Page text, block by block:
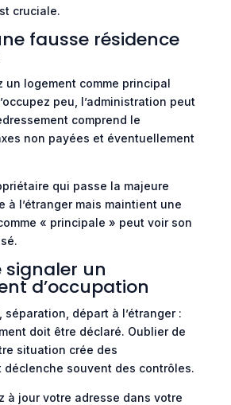
cruciale.
fausse résidence
un logement comme principal
peu, l’administration peut
comprend le
non payées et éventuellement
qui passe la majeure
à l’étranger mais maintient une
« principale » peut voir son
signaler un
d’occupation
séparation, départ à l’étranger :
doit être déclaré. Oublier de
situation crée des
déclenche souvent des contrôles.
à jour votre adresse dans votre